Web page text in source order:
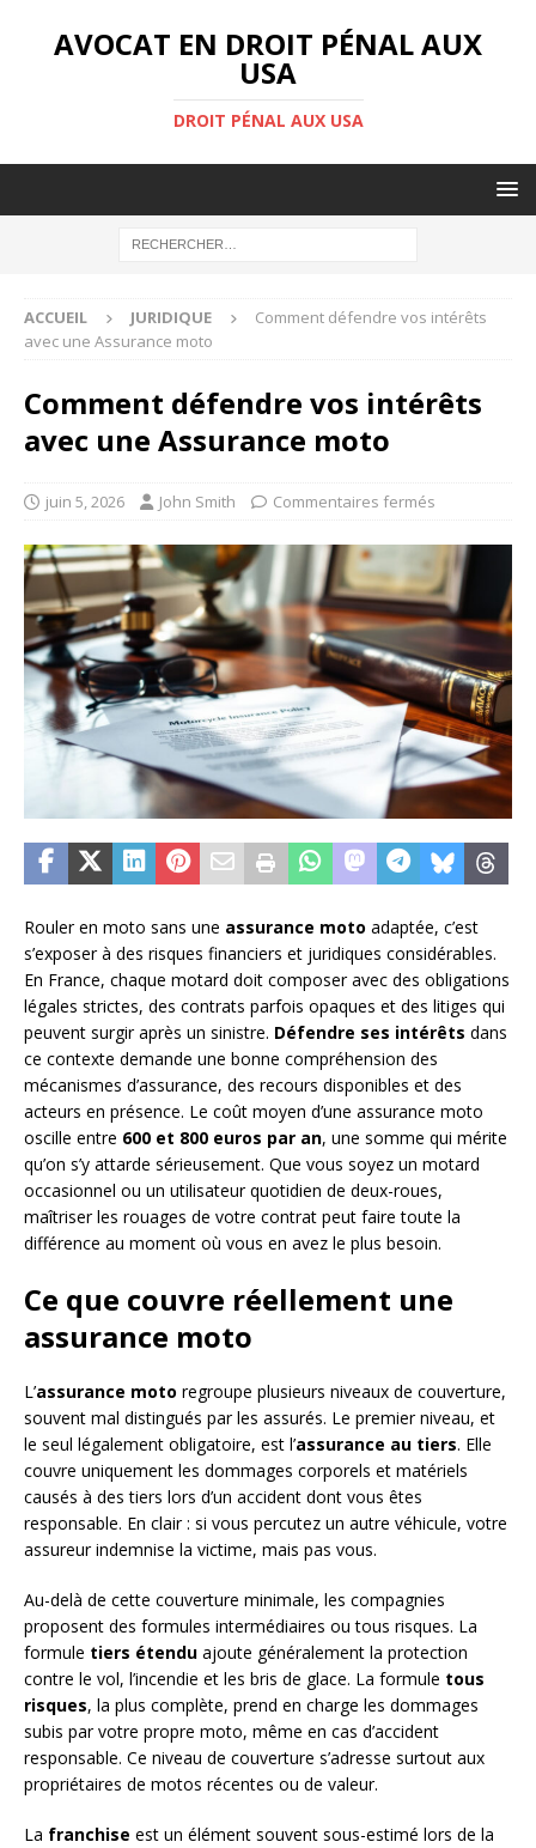
AVOCAT EN DROIT PÉNAL AUX
USA
DROIT PÉNAL AUX USA
ACCUEIL JURIDIQUE
Comment défendre vos intérêts
avec une Assurance moto
Comment défendre vos intérêts
avec une Assurance moto
juin 5, 2026 John Smith Commentaires fermés
Rouler en moto sans une assurance moto adaptée, c’est
s’exposer à des risques financiers et juridiques considérables.
En France, chaque motard doit composer avec des obligations
légales strictes, des contrats parfois opaques et des litiges qui
peuvent surgir après un sinistre. Défendre ses intérêts dans
ce contexte demande une bonne compréhension des
mécanismes d’assurance, des recours disponibles et des
acteurs en présence. Le coût moyen d’une assurance moto
oscille entre 600 et 800 euros par an, une somme qui mérite
qu’on s’y attarde sérieusement. Que vous soyez un motard
occasionnel ou un utilisateur quotidien de deux-roues,
maîtriser les rouages de votre contrat peut faire toute la
différence au moment où vous en avez le plus besoin.
Ce que couvre réellement une
assurance moto
L’assurance moto regroupe plusieurs niveaux de couverture,
souvent mal distingués par les assurés. Le premier niveau, et
le seul légalement obligatoire, est l’assurance au tiers. Elle
couvre uniquement les dommages corporels et matériels
causés à des tiers lors d’un accident dont vous êtes
responsable. En clair : si vous percutez un autre véhicule, votre
assureur indemnise la victime, mais pas vous.
Au-delà de cette couverture minimale, les compagnies
proposent des formules intermédiaires ou tous risques. La
formule tiers étendu ajoute généralement la protection
contre le vol, l’incendie et les bris de glace. La formule tous
risques, la plus complète, prend en charge les dommages
subis par votre propre moto, même en cas d’accident
responsable. Ce niveau de couverture s’adresse surtout aux
propriétaires de motos récentes ou de valeur.
La franchise est un élément souvent sous-estimé lors de la